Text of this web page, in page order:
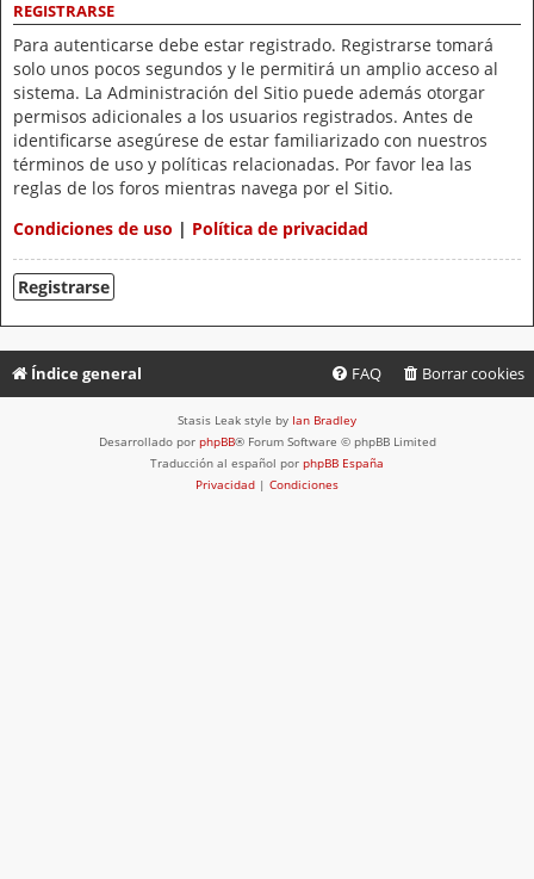
REGISTRARSE
Para autenticarse debe estar registrado. Registrarse tomará
solo unos pocos segundos y le permitirá un amplio acceso al
sistema. La Administración del Sitio puede además otorgar
permisos adicionales a los usuarios registrados. Antes de
identificarse asegúrese de estar familiarizado con nuestros
términos de uso y políticas relacionadas. Por favor lea las
reglas de los foros mientras navega por el Sitio.
Condiciones de uso | Política de privacidad
Registrarse
Índice general Borrar cookies
FAQ
Stasis Leak style by Ian Bradley
Desarrollado por phpBB® Forum Software © phpBB Limited
Traducción al español por phpBB España
Privacidad | Condiciones